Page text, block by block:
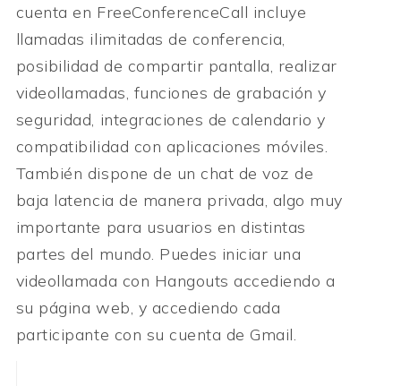
cuenta en FreeConferenceCall incluye
llamadas ilimitadas de conferencia,
posibilidad de compartir pantalla, realizar
videollamadas, funciones de grabación y
seguridad, integraciones de calendario y
compatibilidad con aplicaciones móviles.
También dispone de un chat de voz de
baja latencia de manera privada, algo muy
importante para usuarios en distintas
partes del mundo. Puedes iniciar una
videollamada con Hangouts accediendo a
su página web, y accediendo cada
participante con su cuenta de Gmail.